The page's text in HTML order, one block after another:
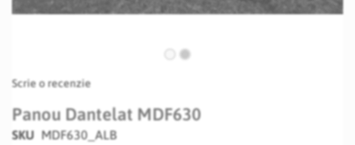
to
beginning
of
Scrie o recenzie
Panou Dantelat MDF630
SKU MDF630_ALB